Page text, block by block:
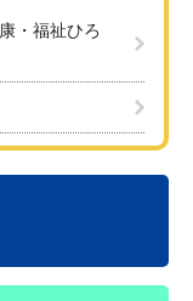
・福祉ひろ